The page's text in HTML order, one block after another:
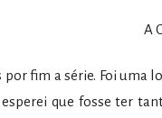
A
por fim a série. Foi uma
que fosse ter